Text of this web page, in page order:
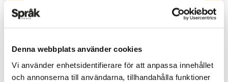
Denna webbplats använder cookies
Vi använder enhetsidentifierare för att anpassa innehållet
och annonserna till användarna, tillhandahålla funktioner
PUBLICERAD 2022-08-02